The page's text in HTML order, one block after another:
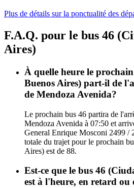
Plus de détails sur la ponctualité des
F.A.Q. pour le bus 46
Aires)
À quelle heure le
Buenos Aires) part-il de
de Mendoza Avenida?
Le prochain bus 46 partira de
Mendoza Avenida à 07:50 et
General Enrique Mosconi 2499 /
totale du trajet pour le prochain
Aires) est de 88.
Est-ce que le bus 46
est à l'heure, en retard ou